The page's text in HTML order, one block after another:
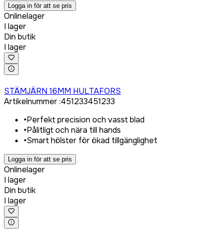
Logga in för att se pris
Onlinelager
I lager
Din butik
I lager
STÄMJÄRN 16MM HULTAFORS
Artikelnummer:451233451233
•Perfekt precision och vasst blad
•Pålitligt och nära till hands
•Smart hölster för ökad tillgänglighet
Logga in för att se pris
Onlinelager
I lager
Din butik
I lager